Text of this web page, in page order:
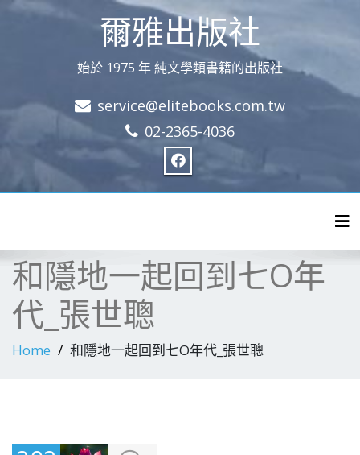
爾雅出版社
始於 1975 年 純文學類書籍的出版社
service@elitebooks.com.tw
02-2365-4036
和隱地一起回到七O年
代_張世聰
Home 和隱地一起回到七O年代_張世聰